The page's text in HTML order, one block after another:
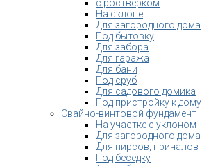
с ростверком
На склоне
Для загородного дома
Под бытовку
Для забора
Для гаража
Для бани
Под сруб
Для садового домика
Под пристройку к дому
Свайно-винтовой фундамент
На участке с уклоном
Для загородного дома
Для пирсов, причалов
Под беседку